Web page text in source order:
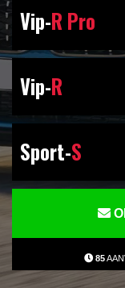
Vip-R Pro
Vip-R
Sport-S
85